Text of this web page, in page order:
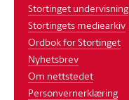
Stortinget undervisning
Stortingets mediearkiv
Ordbok for Stortinget
Nyhetsbrev
Om nettstedet
Personvernerklæring